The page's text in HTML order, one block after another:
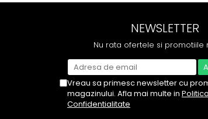
NEWSLETTER
Nu rata ofertele si promotiile
Vreau sa primesc newsletter cu
magazinului. Afla mai multe in
Confidentialitate